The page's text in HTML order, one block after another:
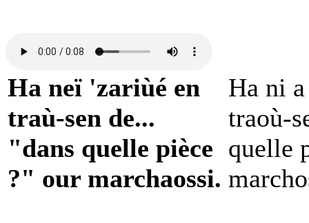
Ha neï 'zariùé en
traù-sen de...
"dans quelle pièce
?" our marchaossi.
Ha ni
traoù-
quelle